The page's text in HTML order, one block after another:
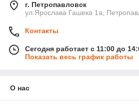
г. Петропавловск
ул.Ярослава Гашека 1а,
Контакты
Сегодня работает с 11:00 до
Показать весь график работы
О нас